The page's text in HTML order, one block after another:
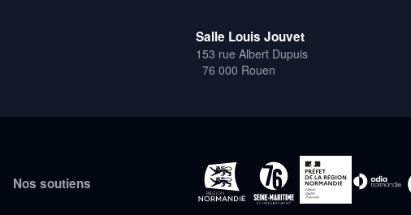
Salle Louis Jouvet
153 rue Albert Dupuis
76 000 Rouen
Nos soutiens